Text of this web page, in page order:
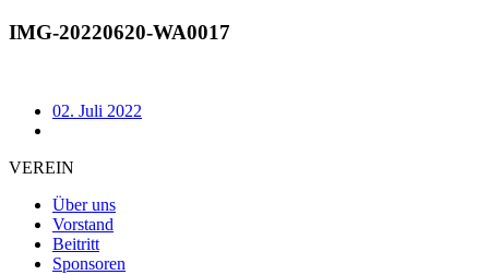
IMG-20220620-WA0017
02. Juli 2022
VEREIN
Über uns
Vorstand
Beitritt
Sponsoren